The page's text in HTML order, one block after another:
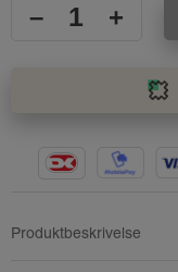
– +
Produktbeskrivelse